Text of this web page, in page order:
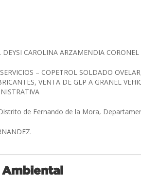
DEYSI CAROLINA ARZAMENDIA CORONEL
– COPETROL SOLDADO
VENTA DE GLP A GRANEL
de Fernando de la Mora,